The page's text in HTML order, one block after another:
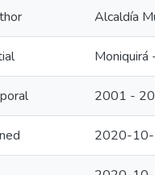
Alcaldía
Moniquirá
2001 -
2020-